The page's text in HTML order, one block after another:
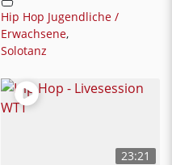
Hip Hop Jugendliche /
Erwachsene,
Solotanz
23:21